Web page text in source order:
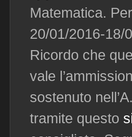
Matematica.
20/01/2016-18/
Ricordo che
vale
sostenuto
tramite questo